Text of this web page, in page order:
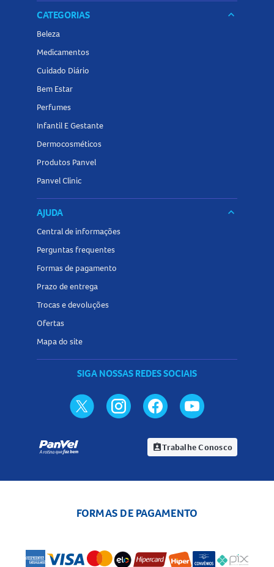
CATEGORIAS keyboard_arrow_down
Beleza
Medicamentos
Cuidado Diário
Bem Estar
Perfumes
Infantil E Gestante
Dermocosméticos
Produtos Panvel
Panvel Clinic
AJUDA keyboard_arrow_down
Central de informações
Perguntas frequentes
Formas de pagamento
Prazo de entrega
Trocas e devoluções
Ofertas
Mapa do site
SIGA NOSSAS REDES SOCIAIS
assignment_indTrabalhe Conosco
FORMAS DE PAGAMENTO